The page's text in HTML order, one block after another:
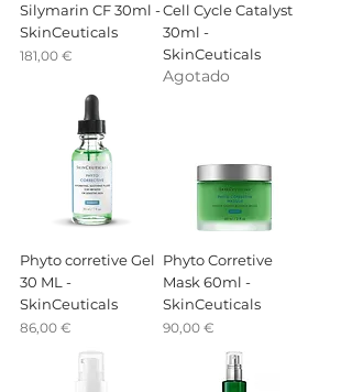
Silymarin CF 30ml -
SkinCeuticals
Precio
181,00 €
Cell Cycle Catalyst
30ml -
SkinCeuticals
Agotado
Phyto corretive Gel
30 ML -
SkinCeuticals
Precio
86,00 €
Phyto Corretive
Mask 60ml -
SkinCeuticals
Precio
90,00 €